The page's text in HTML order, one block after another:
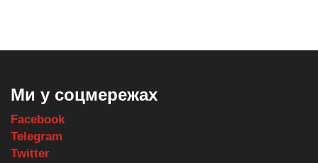
Ми у соцмережах
Facebook
Telegram
Twitter